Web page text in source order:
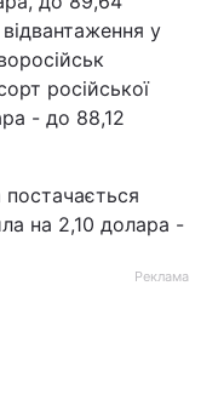
у
російської
- до 88,12
на 2,10 долара -
Реклама